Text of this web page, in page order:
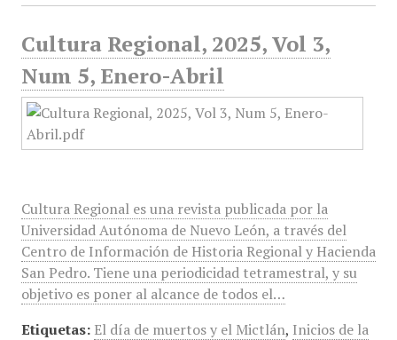
Cultura Regional, 2025, Vol 3,
Num 5, Enero-Abril
Cultura Regional es una revista publicada por la
Universidad Autónoma de Nuevo León, a través del
Centro de Información de Historia Regional y Hacienda
San Pedro. Tiene una periodicidad tetramestral, y su
objetivo es poner al alcance de todos el…
Etiquetas: El día de muertos y el Mictlán, Inicios de la